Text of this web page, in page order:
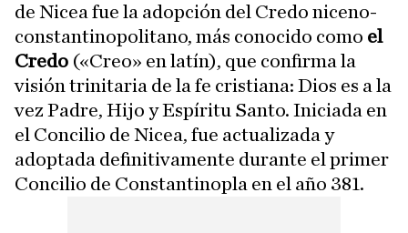
de Nicea fue la adopción del Credo niceno-
constantinopolitano, más conocido como el
Credo («Creo» en latín), que confirma la
visión trinitaria de la fe cristiana: Dios es a la
vez Padre, Hijo y Espíritu Santo. Iniciada en
el Concilio de Nicea, fue actualizada y
adoptada definitivamente durante el primer
Concilio de Constantinopla en el año 381.